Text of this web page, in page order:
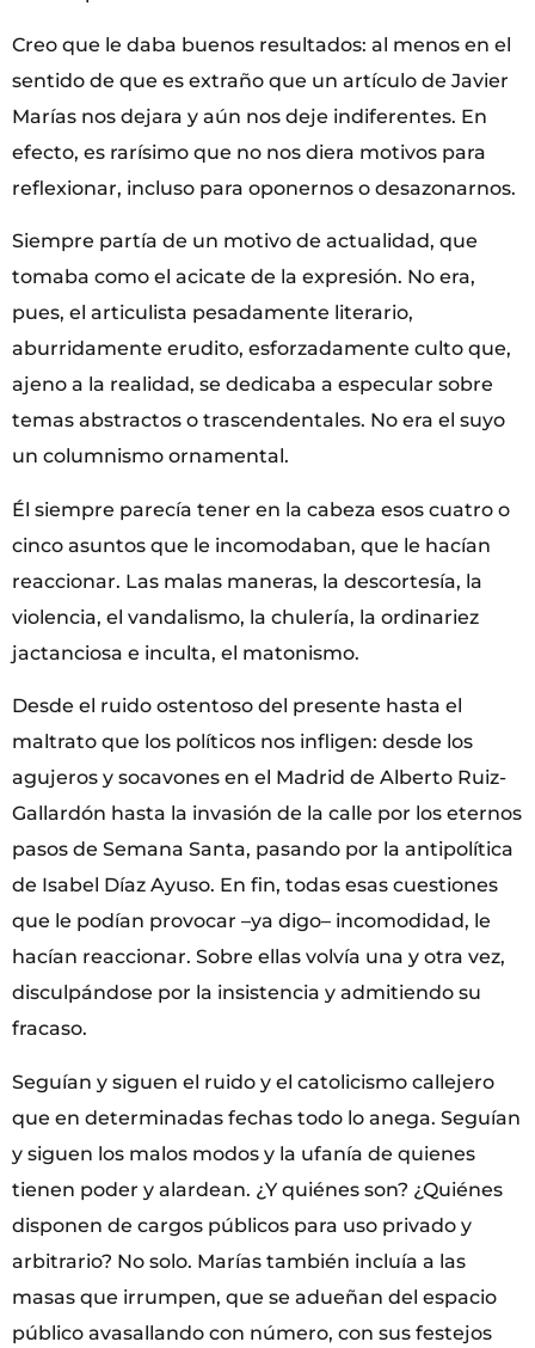
Creo que le daba buenos resultados: al menos en el
sentido de que es extraño que un artículo de Javier
Marías nos dejara y aún nos deje indiferentes. En
efecto, es rarísimo que no nos diera motivos para
reflexionar, incluso para oponernos o desazonarnos.
Siempre partía de un motivo de actualidad, que
tomaba como el acicate de la expresión. No era,
pues, el articulista pesadamente literario,
aburridamente erudito, esforzadamente culto que,
ajeno a la realidad, se dedicaba a especular sobre
temas abstractos o trascendentales. No era el suyo
un columnismo ornamental.
Él siempre parecía tener en la cabeza esos cuatro o
cinco asuntos que le incomodaban, que le hacían
reaccionar. Las malas maneras, la descortesía, la
violencia, el vandalismo, la chulería, la ordinariez
jactanciosa e inculta, el matonismo.
Desde el ruido ostentoso del presente hasta el
maltrato que los políticos nos infligen: desde los
agujeros y socavones en el Madrid de Alberto Ruiz-
Gallardón hasta la invasión de la calle por los eternos
pasos de Semana Santa, pasando por la antipolítica
de Isabel Díaz Ayuso. En fin, todas esas cuestiones
que le podían provocar –ya digo– incomodidad, le
hacían reaccionar. Sobre ellas volvía una y otra vez,
disculpándose por la insistencia y admitiendo su
fracaso.
Seguían y siguen el ruido y el catolicismo callejero
que en determinadas fechas todo lo anega. Seguían
y siguen los malos modos y la ufanía de quienes
tienen poder y alardean. ¿Y quiénes son? ¿Quiénes
disponen de cargos públicos para uso privado y
arbitrario? No solo. Marías también incluía a las
masas que irrumpen, que se adueñan del espacio
público avasallando con número, con sus festejos